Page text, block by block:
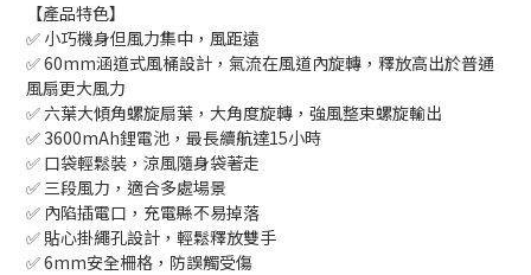
【產品特色】
✅ 小巧機身但風力集中，風距遠
✅ 60mm涵道式風桶設計，氣流在風道內旋轉，釋放高出於普通
風扇更大風力
✅ 六葉大傾角螺旋扇葉，大角度旋轉，強風整束螺旋輸出
✅ 3600mAh鋰電池，最長續航達15小時
✅ 口袋輕鬆裝，涼風隨身袋著走
✅ 三段風力，適合多處場景
✅ 內陷插電口，充電縣不易掉落
✅ 貼心掛繩孔設計，輕鬆釋放雙手
✅ 6mm安全柵格，防誤觸受傷